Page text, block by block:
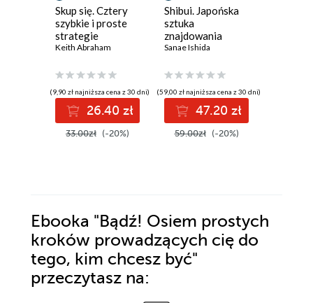
Skup się. Cztery
szybkie i proste
strategie
pozwalające
prokrastynacją na
zawsze
Keith Abraham
(9,90 zł najniższa cena z 30 dni)
26.40 zł
33.00zł (-20%)
Shibui. Japońska
sztuka
znajdowania
piękna w upływie
Sanae Ishida
(59,00 zł najniższa cena z 30 dni)
47.20 zł
59.00zł (-20%)
Ebooka "Bądź! Osiem prostych
kroków prowadzących cię do
tego, kim chcesz być"
przeczytasz na: